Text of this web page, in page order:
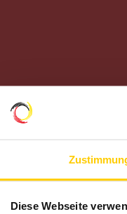
Diese Webseite
Facebook:klicken Sie